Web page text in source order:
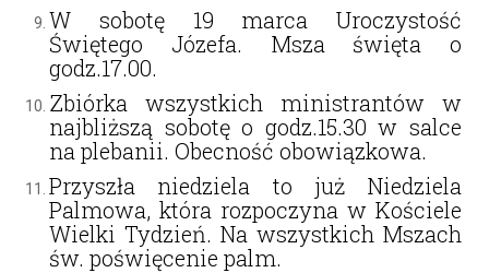
W sobotę 19 marca Uroczystość
Świętego Józefa. Msza święta o
godz.17.00.
Zbiórka wszystkich ministrantów w
najbliższą sobotę o godz.15.30 w salce
na plebanii. Obecność obowiązkowa.
Przyszła niedziela to już Niedziela
Palmowa, która rozpoczyna w Kościele
Wielki Tydzień. Na wszystkich Mszach
św. poświęcenie palm.